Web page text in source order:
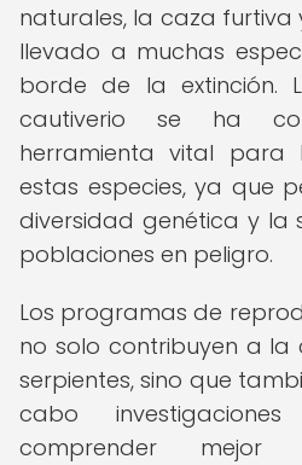
naturales, la caza
llevado a muchas
borde de la extinción.
cautiverio se ha
herramienta vital para
estas especies, ya que
diversidad genética y la
poblaciones en peligro.
Los programas de
no solo contribuyen a la
serpientes, sino que
cabo
comprender mejor